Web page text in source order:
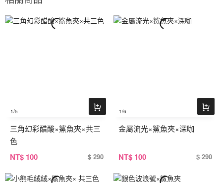
1/5
三角幻彩醋酸×鯊魚夾×共三
色
NT$ 100 $ 290
1/6
金屬流光×鯊魚夾×深咖
NT$ 100 $ 290